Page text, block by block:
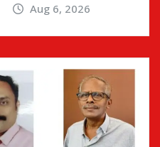
Aug 6, 2026